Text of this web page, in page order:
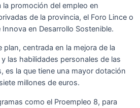
promoción del empleo en
de la provincia, el Foro Lince o
en Desarrollo Sostenible.
plan, centrada en la mejora de la
las habilidades personales de las
es la que tiene una mayor dotación
millones de euros.
como el Proempleo 8, para